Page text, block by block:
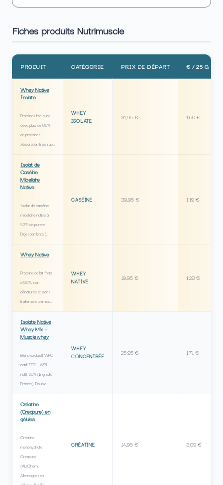
Fiches produits Nutrimuscle
PRODUIT CATÉGORIE PRIX DE DÉPART € / 25 G
Whey Native
Isolate
Protéine ultra-pure
avec plus de 85%
de protéines.
Absorption très rap…
WHEY
ISOLATE
31,95 € 1,60 €
Isolat de
Caséine
Micellaire
Native
Isolat de caséine
micellaire native à
92% de pureté.
Digestion lente (…
CASÉINE 39,95 € 1,19 €
Whey Native
Protéine de lait frais
à 80%, non
dénaturée et sans
traitement chimiqu…
WHEY
NATIVE
19,95 € 1,28 €
Isolate Native
Whey Mix –
Musclewhey
Blend exclusif WPC
natif 70% + WPI
natif 30% (Ingredia
France). Double…
WHEY
CONCENTRÉE
25,95 € 1,71 €
Créatine
(Creapure) en
gélules
Créatine
monohydrate
Creapure
(AlzChem,
Allemagne) en
CRÉATINE 14,95 € 3,09 €